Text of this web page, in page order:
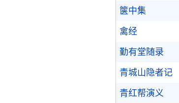
箧中集
禽经
勤有堂随录
青城山隐者记
青红帮演义